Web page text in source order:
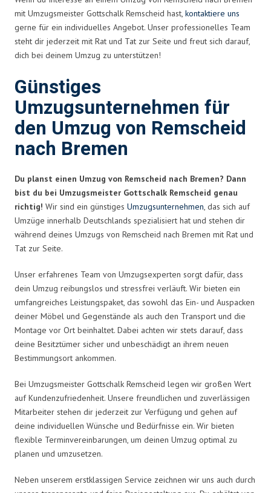
mit Umzugsmeister Gottschalk Remscheid hast, kontaktiere uns
gerne für ein individuelles Angebot. Unser professionelles Team
steht dir jederzeit mit Rat und Tat zur Seite und freut sich darauf,
dich bei deinem Umzug zu unterstützen!
Günstiges
Umzugsunternehmen für
den Umzug von Remscheid
nach Bremen
Du planst einen Umzug von Remscheid nach Bremen? Dann
bist du bei Umzugsmeister Gottschalk Remscheid genau
richtig! Wir sind ein günstiges Umzugsunternehmen, das sich auf
Umzüge innerhalb Deutschlands spezialisiert hat und stehen dir
während deines Umzugs von Remscheid nach Bremen mit Rat und
Tat zur Seite.
Unser erfahrenes Team von Umzugsexperten sorgt dafür, dass
dein Umzug reibungslos und stressfrei verläuft. Wir bieten ein
umfangreiches Leistungspaket, das sowohl das Ein- und Auspacken
deiner Möbel und Gegenstände als auch den Transport und die
Montage vor Ort beinhaltet. Dabei achten wir stets darauf, dass
deine Besitztümer sicher und unbeschädigt an ihrem neuen
Bestimmungsort ankommen.
Bei Umzugsmeister Gottschalk Remscheid legen wir großen Wert
auf Kundenzufriedenheit. Unsere freundlichen und zuverlässigen
Mitarbeiter stehen dir jederzeit zur Verfügung und gehen auf
deine individuellen Wünsche und Bedürfnisse ein. Wir bieten
flexible Terminvereinbarungen, um deinen Umzug optimal zu
planen und umzusetzen.
Neben unserem erstklassigen Service zeichnen wir uns auch durch